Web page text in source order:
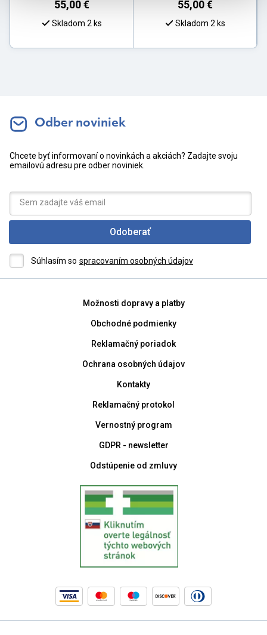
55,00€
Skladom 2 ks
55,00€
Skladom 2 ks
Odber noviniek
Chcete byť informovaní o novinkách a akciách? Zadajte svoju
emailovú adresu pre odber noviniek.
Odoberať
Súhlasím so spracovaním osobných údajov
Možnosti dopravy a platby
Obchodné podmienky
Reklamačný poriadok
Ochrana osobných údajov
Kontakty
Reklamačný protokol
Vernostný program
GDPR - newsletter
Odstúpenie od zmluvy